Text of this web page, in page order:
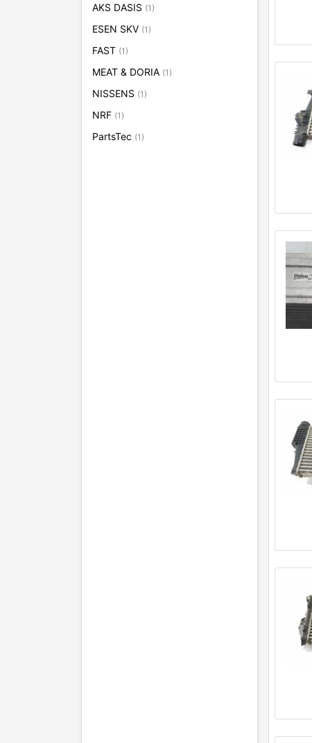
AKS DASIS (1)
ESEN SKV (1)
FAST (1)
MEAT & DORIA (1)
NISSENS (1)
NRF (1)
PartsTec (1)